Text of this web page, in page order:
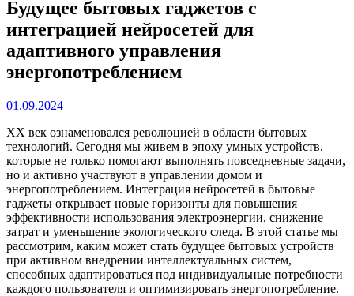
Будущее бытовых гаджетов с
интеграцией нейросетей для
адаптивного управления
энергопотреблением
01.09.2024
XX век ознаменовался революцией в области бытовых
технологий. Сегодня мы живем в эпоху умных устройств,
которые не только помогают выполнять повседневные задачи,
но и активно участвуют в управлении домом и
энергопотреблением. Интеграция нейросетей в бытовые
гаджеты открывает новые горизонты для повышения
эффективности использования электроэнергии, снижение
затрат и уменьшение экологического следа. В этой статье мы
рассмотрим, каким может стать будущее бытовых устройств
при активном внедрении интеллектуальных систем,
способных адаптироваться под индивидуальные потребности
каждого пользователя и оптимизировать энергопотребление.